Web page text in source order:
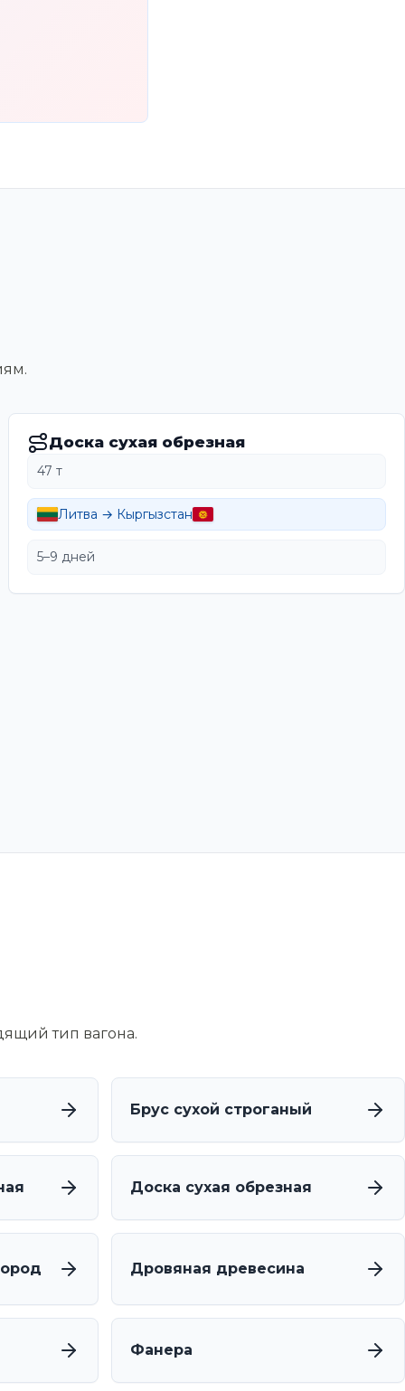
Доска сухая обрезная
47 т
Литва → Кыргызстан
5–9 дней
тип вагона.
Брус сухой строганый
Доска сухая обрезная
Дровяная древесина
Фанера